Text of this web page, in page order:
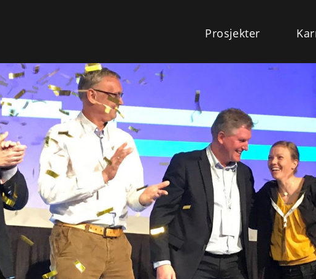
Prosjekter